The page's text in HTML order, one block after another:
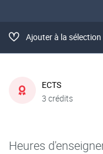
Ajouter à la sélection
ECTS
3 crédits
Heures